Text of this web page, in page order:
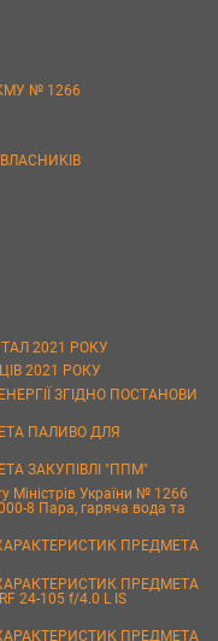
№ 1266
2021 РОКУ
2021 РОКУ
ЗГІДНО ПОСТАНОВИ
ПАЛИВО ДЛЯ
ЗАКУПІВЛІ "ППМ"
Міністрів України № 1266
8 Пара, гаряча вода та
ПРЕДМЕТА
ПРЕДМЕТА
24-105 f/4.0 L IS
ПРЕДМЕТА